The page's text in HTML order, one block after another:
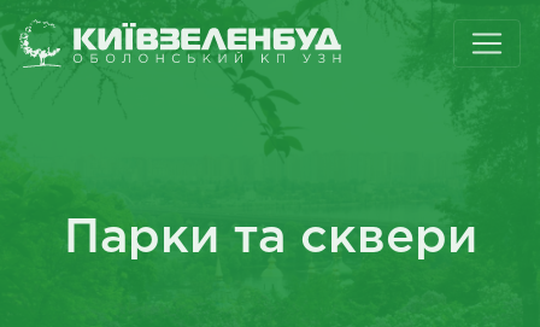
Парки та сквери